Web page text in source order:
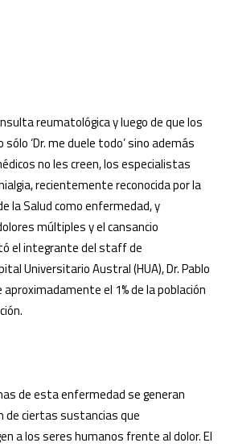
reumatológica y luego de que los
‘Dr. me duele todo’ sino además
no les creen, los especialistas
recientemente reconocida por la
la Salud como enfermedad, y
múltiples y el cansancio
el integrante del staff de
Universitario Austral (HUA), Dr. Pablo
aproximadamente el 1% de la población
de esta enfermedad se generan
de ciertas sustancias que
a los seres humanos frente al dolor. El